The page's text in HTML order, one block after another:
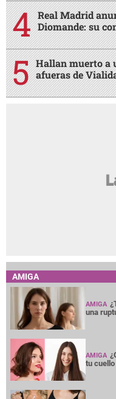
Real Madrid
Diomande: su
Hallan muerto a
afueras de
AMIGA
AMIGA
una
AMIGA
tu cuello